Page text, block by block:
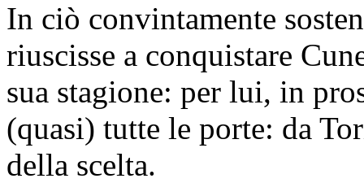
In ciò convintamente
riuscisse a conquistare
sua stagione: per lui, in
(quasi) tutte le porte: da
della scelta.